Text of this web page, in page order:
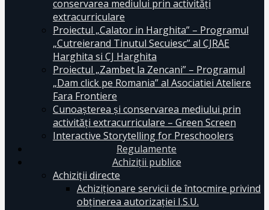
conservarea mediului prin activităţi
extracurriculare
Proiectul „Calator in Harghita” – Programul
„Cutreierand Tinutul Secuiesc” al CJRAE
Harghita si CJ Harghita
Proiectul „Zambet la Zencani” – Programul
„Dam click pe Romania” al Asociatiei Ateliere
Fara Frontiere
Cunoașterea și conservarea mediului prin
activități extracurriculare – Green Screen
Interactive Storytelling for Preschoolers
Regulamente
Achiziții publice
Achiziții directe
Achiziționare servicii de întocmire privind
obținerea autorizației I.S.U.